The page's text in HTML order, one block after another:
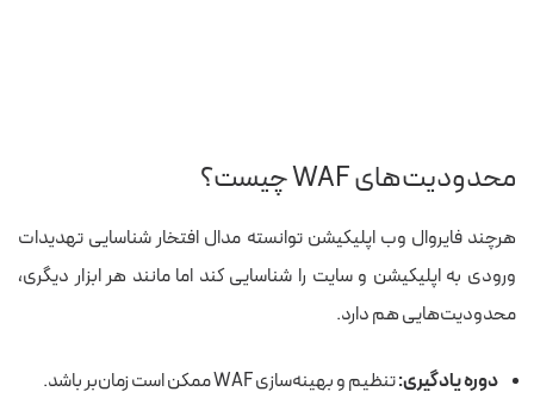
محدودیت‌های WAF چیست؟
هرچند فایروال وب اپلیکیشن توانسته مدال افتخار شناسایی تهدیدات
ورودی به اپلیکیشن و سایت را شناسایی کند اما مانند هر ابزار دیگری،
محدودیت‌هایی هم دارد.
دوره یادگیری:تنظیم و بهینه‌سازی WAF ممکن است زمان‌بر باشد.